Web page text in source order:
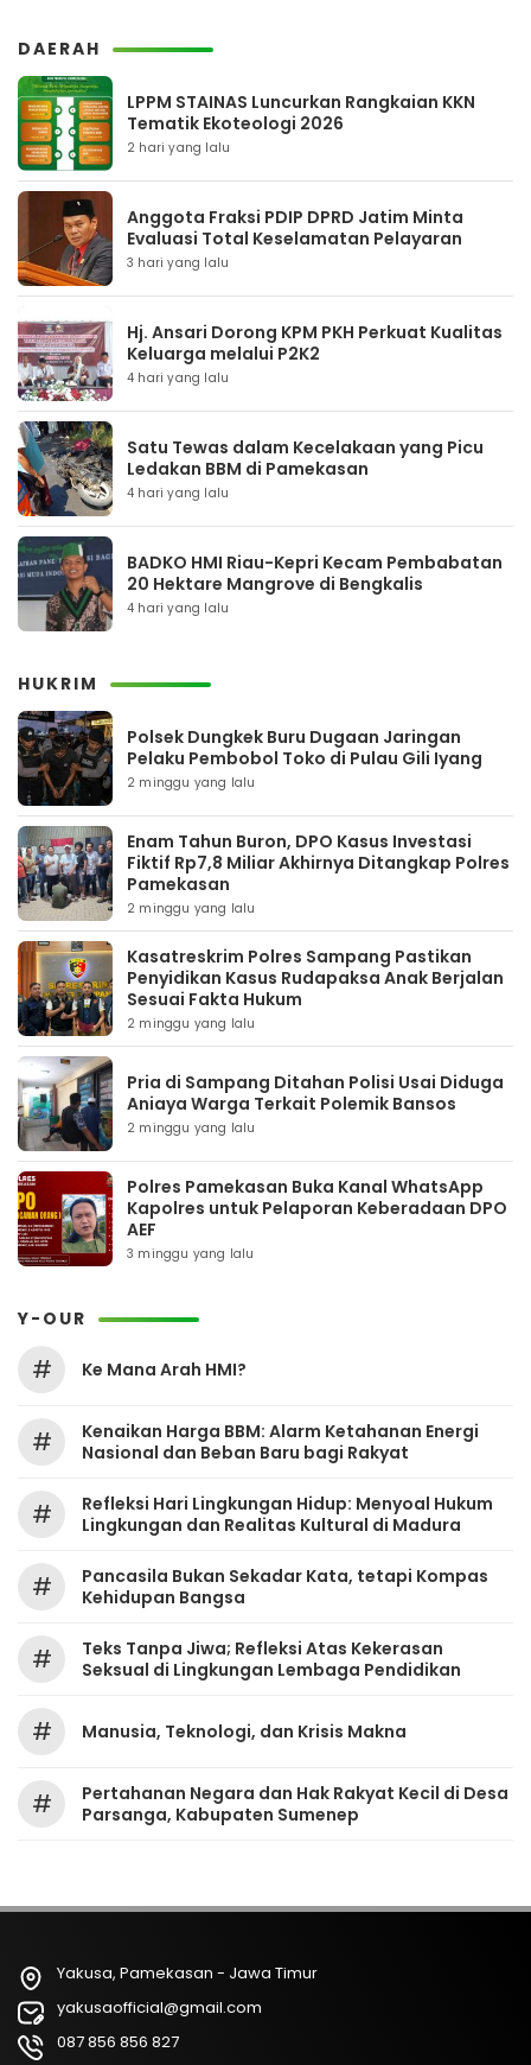
DAERAH
LPPM STAINAS Luncurkan Rangkaian KKN
Tematik Ekoteologi 2026
2 hari yang lalu
Anggota Fraksi PDIP DPRD Jatim Minta
Evaluasi Total Keselamatan Pelayaran
3 hari yang lalu
Hj. Ansari Dorong KPM PKH Perkuat Kualitas
Keluarga melalui P2K2
4 hari yang lalu
Satu Tewas dalam Kecelakaan yang Picu
Ledakan BBM di Pamekasan
4 hari yang lalu
BADKO HMI Riau-Kepri Kecam Pembabatan
20 Hektare Mangrove di Bengkalis
4 hari yang lalu
HUKRIM
Polsek Dungkek Buru Dugaan Jaringan
Pelaku Pembobol Toko di Pulau Gili Iyang
2 minggu yang lalu
Enam Tahun Buron, DPO Kasus Investasi
Fiktif Rp7,8 Miliar Akhirnya Ditangkap Polres
Pamekasan
2 minggu yang lalu
Kasatreskrim Polres Sampang Pastikan
Penyidikan Kasus Rudapaksa Anak Berjalan
Sesuai Fakta Hukum
2 minggu yang lalu
Pria di Sampang Ditahan Polisi Usai Diduga
Aniaya Warga Terkait Polemik Bansos
2 minggu yang lalu
Polres Pamekasan Buka Kanal WhatsApp
Kapolres untuk Pelaporan Keberadaan DPO
AEF
3 minggu yang lalu
Y-OUR
# Ke Mana Arah HMI?
#
Kenaikan Harga BBM: Alarm Ketahanan Energi
Nasional dan Beban Baru bagi Rakyat
#
Refleksi Hari Lingkungan Hidup: Menyoal Hukum
Lingkungan dan Realitas Kultural di Madura
#
Pancasila Bukan Sekadar Kata, tetapi Kompas
Kehidupan Bangsa
#
Teks Tanpa Jiwa; Refleksi Atas Kekerasan
Seksual di Lingkungan Lembaga Pendidikan
# Manusia, Teknologi, dan Krisis Makna
#
Pertahanan Negara dan Hak Rakyat Kecil di Desa
Parsanga, Kabupaten Sumenep
Yakusa, Pamekasan - Jawa Timur
yakusaofficial@gmail.com
087 856 856 827